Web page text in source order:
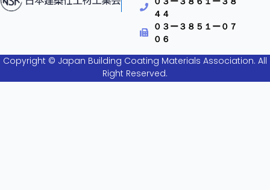
４４
０３ー３８５１ー０７
０６
Copyright © Japan Building Coating Materials Association. All
Right Reserved.